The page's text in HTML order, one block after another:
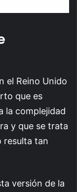
el Reino Unido
que es
la complejidad
y que se trata
resulta tan
versión de la